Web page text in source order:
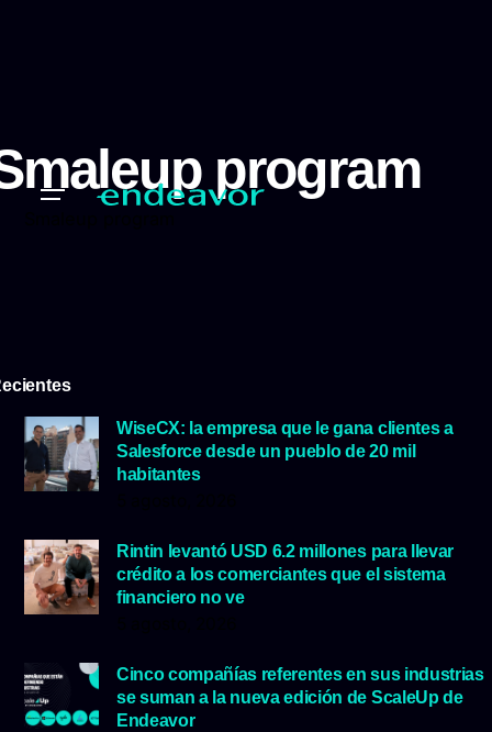
program
WiseCX: la empresa que le gana clientes a
Salesforce desde un pueblo de 20 mil
habitantes
Rintin levantó USD 6.2 millones para llevar
crédito a los comerciantes que el sistema
financiero no ve
Cinco compañías referentes en sus industrias
se suman a la nueva edición de ScaleUp de
Endeavor